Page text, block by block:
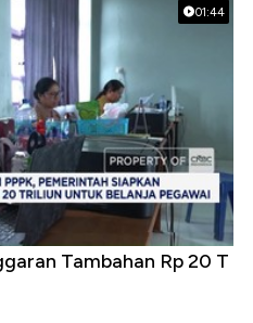
01:44
Tambahan Rp 20 T